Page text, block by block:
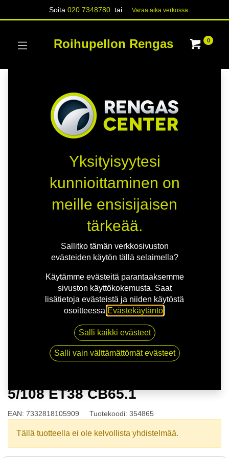
Soita020 7348780 tai Varaa aika verk​​​​ossa
Roihupellon Rengas 0
NITRO STING FF G.BLK 7x19 5/108 ET38 CB65.1
5/108 ET38 CB65.1
EAN: 7332818105909 Tuotekoodi: 354865
Tällä tuotteella ei ole kelvollista yhdistelmää.
Yksityisyytesi
kunnioittaminen on
meille ensisijaisen
tärkeää.
Sallitko tämän verkkosivuston
evästeiden käytön tällä selaimella?
Käytämme evästeitä parantaaksemme
sivuston käyttökokemusta. Saat
lisätietoja evästeistä ja niiden käytöstä
osoitteessa Evästekäytäntö
Salli kaikki evästeet
Salli vain välttämättömät evästeet